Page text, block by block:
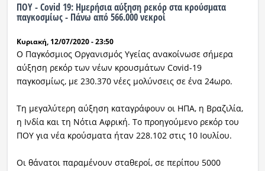
ΠΟΥ - Covid 19: Ημερήσια αύξηση ρεκόρ στα κρούσματα
παγκοσμίως - Πάνω από 566.000 νεκροί
Κυριακή, 12/07/2020 - 23:50
Ο Παγκόσμιος Οργανισμός Υγείας ανακοίνωσε σήμερα
αύξηση ρεκόρ των νέων κρουσμάτων Covid-19
παγκοσμίως, με 230.370 νέες μολύνσεις σε ένα 24ωρο.
Τη μεγαλύτερη αύξηση καταγράφουν οι ΗΠΑ, η Βραζιλία,
η Ινδία και τη Νότια Αφρική. Το προηγούμενο ρεκόρ του
ΠΟΥ για νέα κρούσματα ήταν 228.102 στις 10 Ιουλίου.
Οι θάνατοι παραμένουν σταθεροί, σε περίπου 5000